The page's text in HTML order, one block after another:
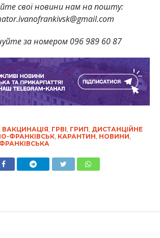
свої новини нам на пошту:
за номером 096 989 60 87
ВАКЦИНАЦІЯ ГРВІ ГРИП ДИСТАНЦІЙНЕ
ФРАНКІВСЬК, КАРАНТИН НОВИНИ